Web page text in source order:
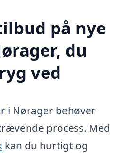
på nye
du
ved
i Nørager behøver
process. Med
kan du hurtigt og